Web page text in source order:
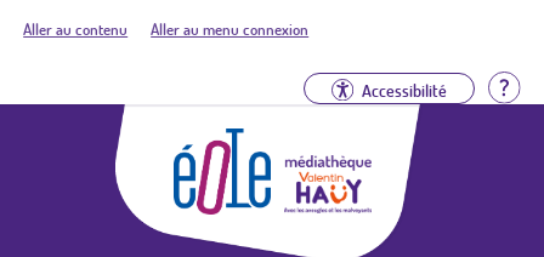
Aller au contenu Aller au menu connexion
Accessibilité